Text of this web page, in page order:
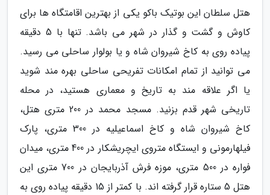
هتل سلطان این بوتیک باکو یکی از بهترین اقامتگاه ها برای
کاوش و گشت و گذار در شهر می باشد. تنها با 5 دقیقه
پیاده روی به کاخ شیروان شاه و یا بولوار ساحلی می رسید.
می توانید از تمام امکانات تفریحی ساحلی بهره مند شوید
یا اگر علاقه مند به تاریخ و معماری هستید، در محله
تاریخی شهر قدم بزنید. مسجد محمد در 200 متری هتل،
کاخ شیروان شاه و کاخ اسماعیلیه در 300 متری، پارک
فیلهارمونی و ایستگاه متروی ایچریشکار در 400 متری، میدان
فواره در 500 متری، موزه فرش آذربایجان در 700 متری این
هتل 5 ستاره قرار گرفته اند. با کمتر از 15 دقیقه پیاده روی به